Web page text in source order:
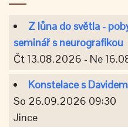
Z lůna do světla -
seminář s neurografikou
Čt 13.08.2026 - Ne
Konstelace s
So 26.09.2026 09:30
Jince